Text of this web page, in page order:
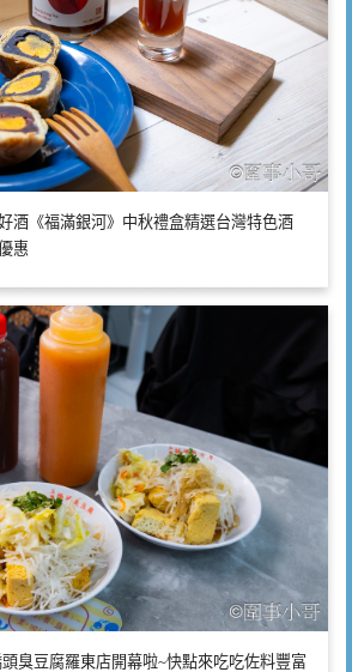
酒《福滿銀河》中秋禮盒精選台灣特色酒
惠
臭豆腐羅東店開幕啦~快點來吃吃佐料豐富